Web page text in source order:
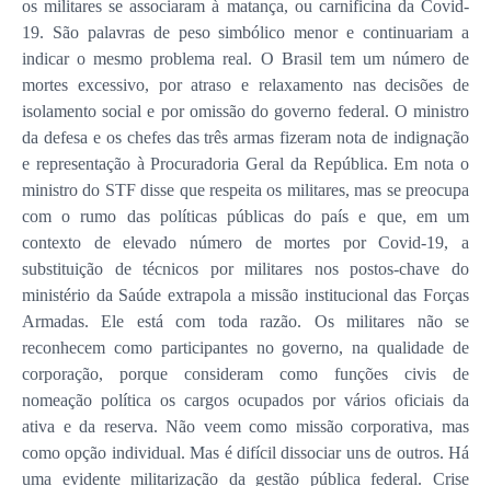
os militares se associaram à matança, ou carnificina da Covid-
19. São palavras de peso simbólico menor e continuariam a
indicar o mesmo problema real. O Brasil tem um número de
mortes excessivo, por atraso e relaxamento nas decisões de
isolamento social e por omissão do governo federal. O ministro
da defesa e os chefes das três armas fizeram nota de indignação
e representação à Procuradoria Geral da República. Em nota o
ministro do STF disse que respeita os militares, mas se preocupa
com o rumo das políticas públicas do país e que, em um
contexto de elevado número de mortes por Covid-19, a
substituição de técnicos por militares nos postos-chave do
ministério da Saúde extrapola a missão institucional das Forças
Armadas. Ele está com toda razão. Os militares não se
reconhecem como participantes no governo, na qualidade de
corporação, porque consideram como funções civis de
nomeação política os cargos ocupados por vários oficiais da
ativa e da reserva. Não veem como missão corporativa, mas
como opção individual. Mas é difícil dissociar uns de outros. Há
uma evidente militarização da gestão pública federal. Crise